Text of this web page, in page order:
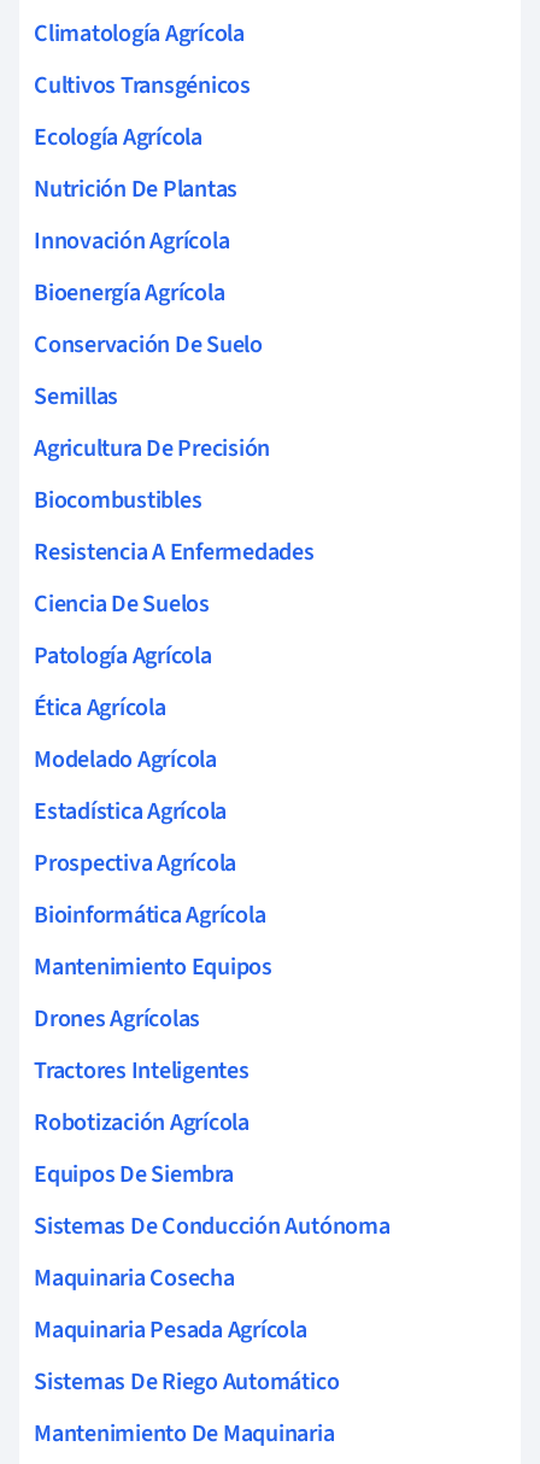
Climatología Agrícola
Cultivos Transgénicos
Ecología Agrícola
Nutrición De Plantas
Innovación Agrícola
Bioenergía Agrícola
Conservación De Suelo
Semillas
Agricultura De Precisión
Biocombustibles
Resistencia A Enfermedades
Ciencia De Suelos
Patología Agrícola
Ética Agrícola
Modelado Agrícola
Estadística Agrícola
Prospectiva Agrícola
Bioinformática Agrícola
Mantenimiento Equipos
Drones Agrícolas
Tractores Inteligentes
Robotización Agrícola
Equipos De Siembra
Sistemas De Conducción Autónoma
Maquinaria Cosecha
Maquinaria Pesada Agrícola
Sistemas De Riego Automático
Mantenimiento De Maquinaria